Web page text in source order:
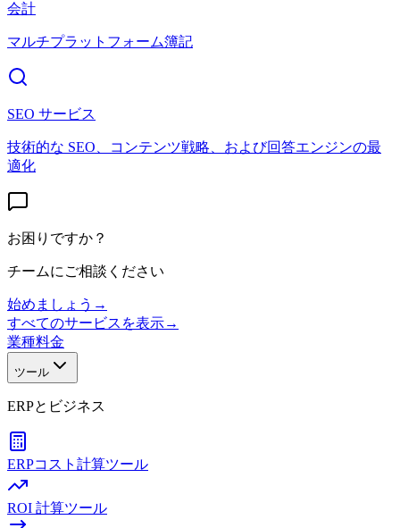
会計
マルチプラットフォーム簿記
SEO サービス
技術的な SEO、コンテンツ戦略、および回答エンジンの最
適化
お困りですか？
チームにご相談ください
始めましょう →
すべてのサービスを表示→
業種料金
ツール
ERPとビジネス
ERPコスト計算ツール
ROI 計算ツール